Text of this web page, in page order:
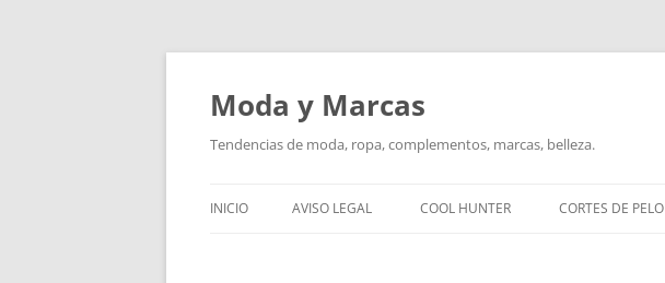
Saltar
contenido
Moda y Marcas
Tendencias de moda, ropa, complementos, marcas, belleza.
INICIO AVISO LEGAL COOL HUNTER CORTES DE PELO